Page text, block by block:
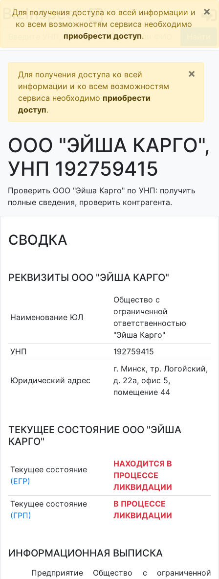
BizInspect
Для получения доступа ко всей информации и
ко всем возможностям сервиса необходимо
приобрести доступ.
×
Для получения доступа ко всей
информации и ко всем возможностям
сервиса необходимо приобрести
доступ.
×
ООО "ЭЙША КАРГО",
УНП 192759415
Проверить ООО "Эйша Карго" по УНП: получить
полные сведения, проверить контрагента.
СВОДКА
РЕКВИЗИТЫ ООО "ЭЙША КАРГО"
Наименование ЮЛ
Общество с
ограниченной
ответственностью
"Эйша Карго"
УНП
192759415
Юридический адрес
г. Минск, тр. Логойский,
д. 22а, офис 5,
помещение 44
ТЕКУЩЕЕ СОСТОЯНИЕ ООО "ЭЙША
КАРГО"
Текущее состояние
(ЕГР)
НАХОДИТСЯ В
ПРОЦЕССЕ
ЛИКВИДАЦИИ
Текущее состояние
(ГРП)
В ПРОЦЕССЕ
ЛИКВИДАЦИИ
ИНФОРМАЦИОННАЯ ВЫПИСКА
Предприятие Общество с ограниченной